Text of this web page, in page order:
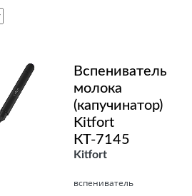
Вспениватель
молока
(капучинатор)
Kitfort
КТ-7145
Kitfort
вспениватель